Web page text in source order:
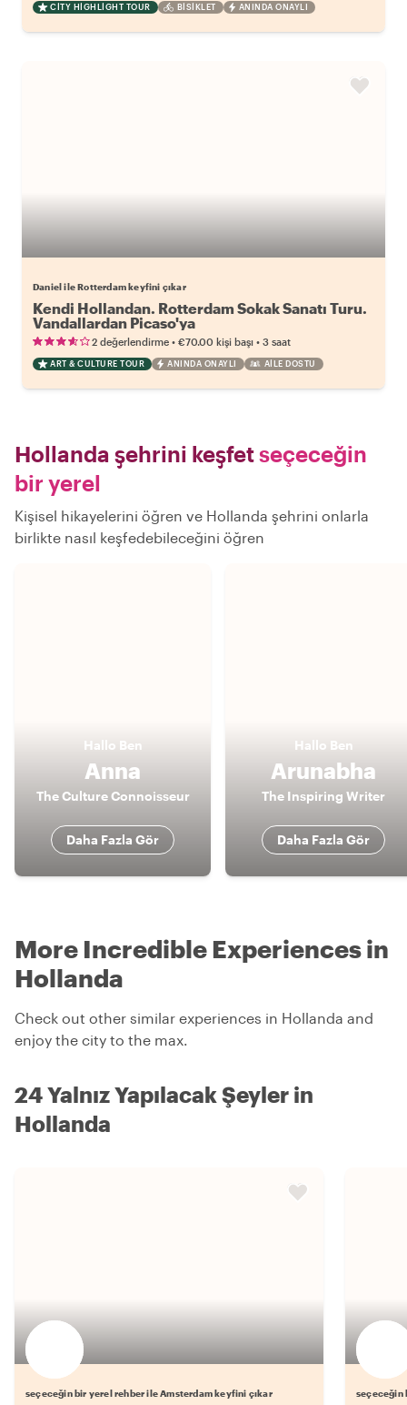
CITY HIGHLIGHT TOUR BISIKLET ANINDA ONAYLI
Daniel ile Rotterdam keyfini çıkar
Kendi Hollandan. Rotterdam Sokak Sanatı Turu.
Vandallardan Picaso'ya
2 değerlendirme • €70.00 kişi başı • 3 saat
ART & CULTURE TOUR ANINDA ONAYLI AILE DOSTU
Hollanda şehrini keşfetseçeceğin
bir yerel
Kişisel hikayelerini öğren ve Hollanda şehrini onlarla
birlikte nasıl keşfedebileceğini öğren
Hallo Ben
Anna
The Culture Connoisseur
Daha Fazla Gör
Hallo Ben
Arunabha
The Inspiring Writer
Daha Fazla Gör
More Incredible Experiences in
Hollanda
Check out other similar experiences in Hollanda and
enjoy the city to the max.
24 Yalnız Yapılacak Şeyler in
Hollanda
seçeceğin bir yerel rehber ile Amsterdam keyfini çıkar seçeceğin